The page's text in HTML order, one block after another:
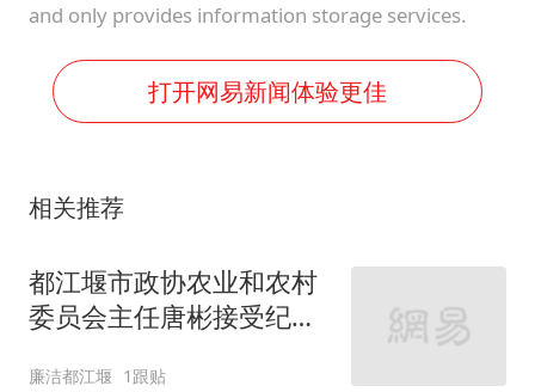
and only provides information storage services.
打开网易新闻体验更佳
相关推荐
都江堰市政协农业和农村
委员会主任唐彬接受纪律
廉洁都江堰 1跟贴